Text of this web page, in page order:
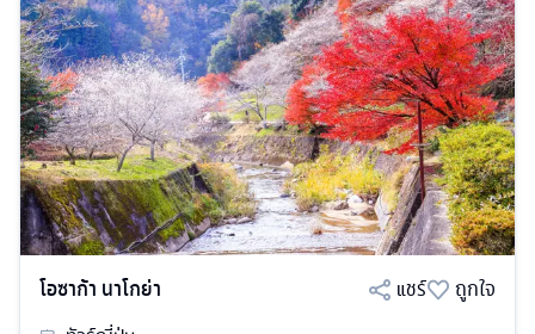
โอซาก้า นาโกย่า แชร์
ถูกใจ